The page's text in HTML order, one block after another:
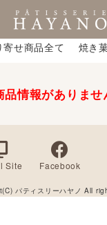
寄せ商品全て 焼き
品情報がありませ
Site Facebook
パティスリーハヤノ All